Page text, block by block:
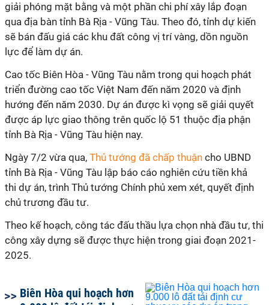
giải phóng mặt bằng và một phần chi phí xây lắp đoạn
qua địa bàn tỉnh Bà Rịa - Vũng Tàu. Theo đó, tỉnh dự kiến
sẽ bán đấu giá các khu đất công vị trí vàng, dồn nguồn
lực để làm dự án.
Cao tốc Biên Hòa - Vũng Tàu nằm trong qui hoạch phát
triển đường cao tốc Việt Nam đến năm 2020 và định
hướng đến năm 2030. Dự án được kì vọng sẽ giải quyết
được áp lực giao thông trên quốc lộ 51 thuộc địa phận
tỉnh Bà Rịa - Vũng Tàu hiện nay.
Ngày 7/2 vừa qua, Thủ tướng đã chấp thuận cho UBND
tỉnh Bà Rịa - Vũng Tàu lập báo cáo nghiên cứu tiền khả
thi dự án, trình Thủ tướng Chính phủ xem xét, quyết định
chủ trương đầu tư.
Theo kế hoạch, công tác đấu thầu lựa chọn nhà đầu tư, thi
công xây dựng sẽ được thực hiện trong giai đoạn 2021-
2025.
Biên Hòa qui hoạch hơn